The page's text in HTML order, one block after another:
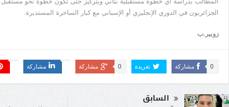
الجزائريون في الدوري الإنجليزي أو الإسباني مع كبار الساحرة المستديرة.
زوبير.ب
مشاركة 0 تغريدة مشاركة 0 مشاركة
السابق